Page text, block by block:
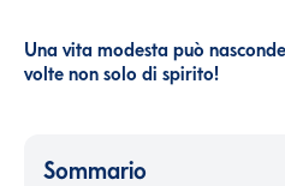
Una vita modesta può
volte non solo di spirito!
Sommario